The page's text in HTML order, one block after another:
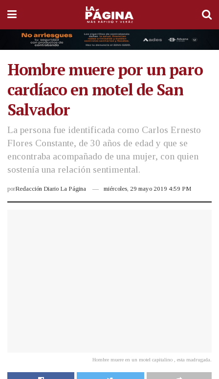
Hombre muere por un paro
cardíaco en motel de San
Salvador
La persona fue identificada como Carlos Ernesto
Flores Constante, de 30 años de edad y que se
encontraba acompañado de una mujer, con quien
sostenía una relación sentimental.
porRedacción Diario La Página miércoles, 29 mayo 2019 4:59 PM
Hombre muere en un motel capitalino , esta madrugada.